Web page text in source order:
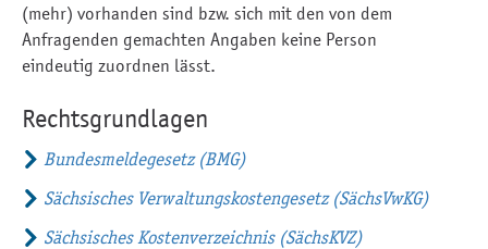
(mehr) vorhanden sind bzw. sich mit den von dem
Anfragenden gemachten Angaben keine Person
eindeutig zuordnen lässt.
Rechtsgrundlagen
Bundesmeldegesetz (BMG)
Sächsisches Verwaltungskostengesetz (SächsVwKG)
Sächsisches Kostenverzeichnis (SächsKVZ)